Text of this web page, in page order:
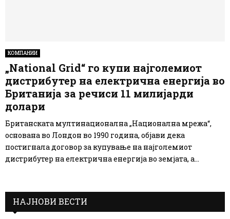
КОМПАНИИ
„National Grid“ го купи најголемиот
дистрибутер на електрична енергија во
Британија за речиси 11 милијарди
долари
Британската мултинационална „Национална мрежа“,
основана во Лондон во 1990 година, објави дека
постигнала договор за купување на најголемиот
дистрибутер на електрична енергија во земјата, а...
НАЈНОВИ ВЕСТИ